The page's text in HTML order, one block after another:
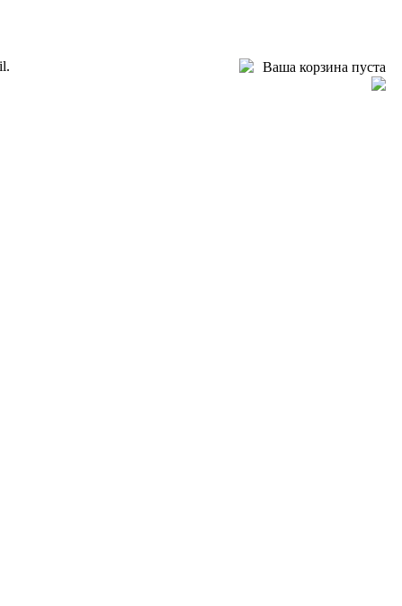
Ваша корзина пуста